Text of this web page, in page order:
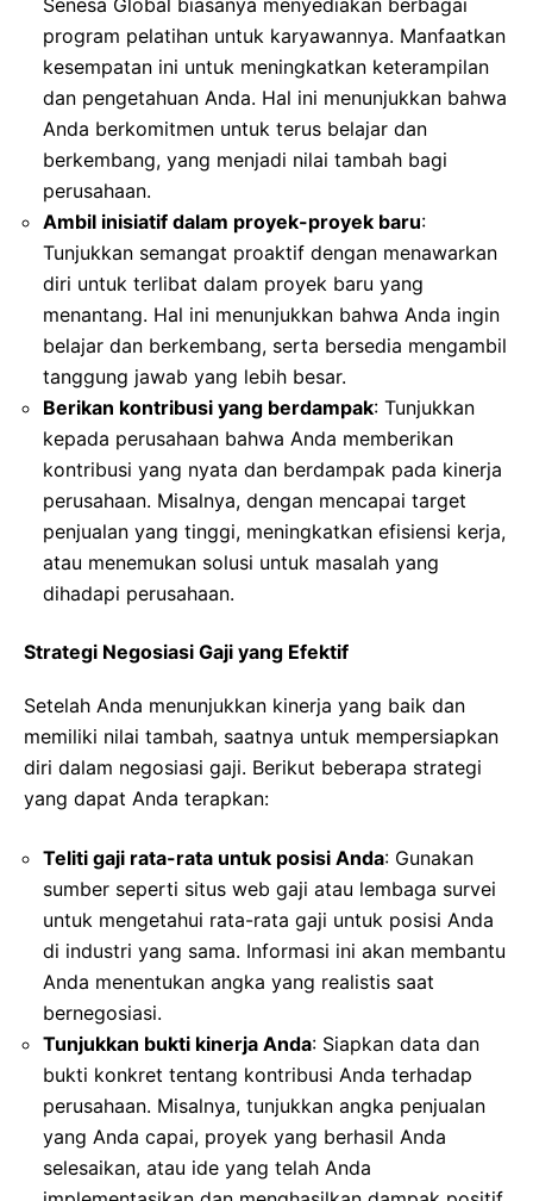
Senesa Global biasanya menyediakan berbagai
program pelatihan untuk karyawannya. Manfaatkan
kesempatan ini untuk meningkatkan keterampilan
dan pengetahuan Anda. Hal ini menunjukkan bahwa
Anda berkomitmen untuk terus belajar dan
berkembang, yang menjadi nilai tambah bagi
perusahaan.
Ambil inisiatif dalam proyek-proyek baru:
Tunjukkan semangat proaktif dengan menawarkan
diri untuk terlibat dalam proyek baru yang
menantang. Hal ini menunjukkan bahwa Anda ingin
belajar dan berkembang, serta bersedia mengambil
tanggung jawab yang lebih besar.
Berikan kontribusi yang berdampak: Tunjukkan
kepada perusahaan bahwa Anda memberikan
kontribusi yang nyata dan berdampak pada kinerja
perusahaan. Misalnya, dengan mencapai target
penjualan yang tinggi, meningkatkan efisiensi kerja,
atau menemukan solusi untuk masalah yang
dihadapi perusahaan.
Strategi Negosiasi Gaji yang Efektif
Setelah Anda menunjukkan kinerja yang baik dan
memiliki nilai tambah, saatnya untuk mempersiapkan
diri dalam negosiasi gaji. Berikut beberapa strategi
yang dapat Anda terapkan:
Teliti gaji rata-rata untuk posisi Anda: Gunakan
sumber seperti situs web gaji atau lembaga survei
untuk mengetahui rata-rata gaji untuk posisi Anda
di industri yang sama. Informasi ini akan membantu
Anda menentukan angka yang realistis saat
bernegosiasi.
Tunjukkan bukti kinerja Anda: Siapkan data dan
bukti konkret tentang kontribusi Anda terhadap
perusahaan. Misalnya, tunjukkan angka penjualan
yang Anda capai, proyek yang berhasil Anda
selesaikan, atau ide yang telah Anda